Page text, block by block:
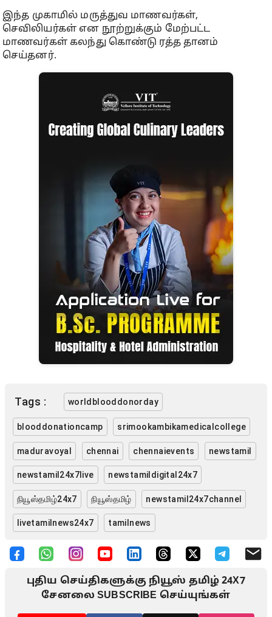
இந்த முகாமில் மருத்துவ மாணவர்கள்,
செவிலியர்கள் என நூற்றுக்கும் மேற்பட்ட
மாணவர்கள் கலந்து கொண்டு ரத்த தானம்
செய்தனர்.
Tags : worldblooddonorday
blooddonationcamp srimookambikamedicalcollege
maduravoyal chennai chennaievents newstamil
newstamil24x7live newstamildigital24x7
நியூஸ்தமிழ்24x7 நியூஸ்தமிழ் newstamil24x7channel
livetamilnews24x7 tamilnews
புதிய செய்திகளுக்கு நியூஸ் தமிழ் 24X7
சேனலை SUBSCRIBE செய்யுங்கள்